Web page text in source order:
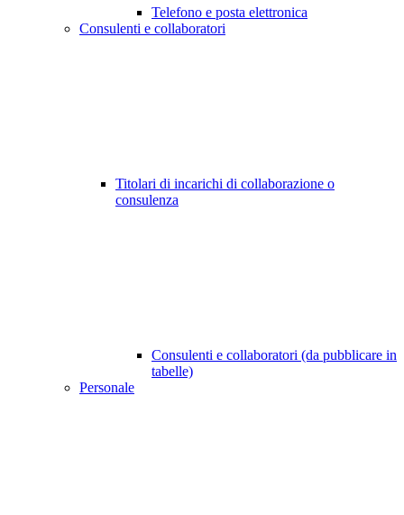
Telefono e posta elettronica
Consulenti e collaboratori
Titolari di incarichi di collaborazione o
consulenza
Consulenti e collaboratori (da pubblicare in
tabelle)
Personale